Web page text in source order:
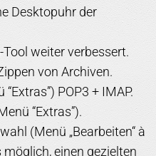
Desktopuhr der
weiter verbessert.
von Archiven.
POP3 + IMAP.
“Extras”).
(Menü „Bearbeiten“ à
einen gezielten